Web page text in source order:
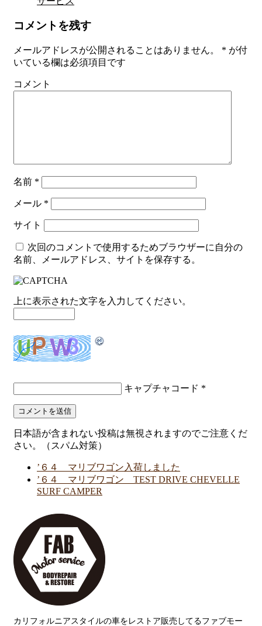
コメントを残す
メールアドレスが公開されることはありません。 * が付
いている欄は必須項目です
コメント
名前 *
メール *
サイト
次回のコメントで使用するためブラウザーに自分の
名前、メールアドレス、サイトを保存する。
上に表示された文字を入力してください。
キャプチャコード *
日本語が含まれない投稿は無視されますのでご注意くだ
さい。（スパム対策）
’６４ マリブワゴン入荷しました
’６４ マリブワゴン TEST DRIVE CHEVELLE
SURF CAMPER
カリフォルニアスタイルの車をレストア販売してるファブモー